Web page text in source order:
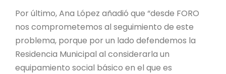
Por último, Ana López añadió que “desde FORO
nos comprometemos al seguimiento de este
problema, porque por un lado defendemos la
Residencia Municipal al considerarla un
equipamiento social básico en el que es